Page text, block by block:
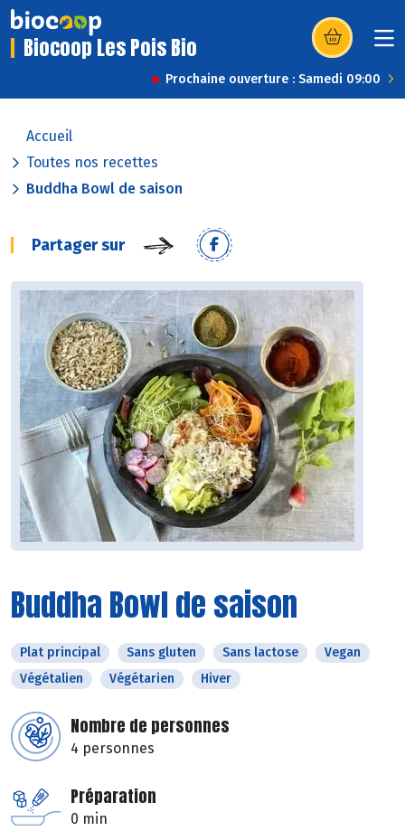
Biocoop Les Pois Bio (s’ouvre dans
Prochaine ouverture : Samedi 09:00
Accueil
Toutes nos recettes
Buddha Bowl de saison
Partager sur
Buddha Bowl de saison
Plat principal Sans gluten Sans lactose
Vegan
Végétalien
Végétarien Hiver
Nombre de personnes
4 personnes
Préparation
0 min